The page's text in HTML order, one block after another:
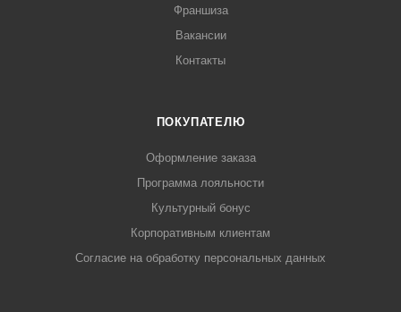
Франшиза
Вакансии
Контакты
ПОКУПАТЕЛЮ
Оформление заказа
Программа лояльности
Культурный бонус
Корпоративным клиентам
Согласие на обработку персональных данных